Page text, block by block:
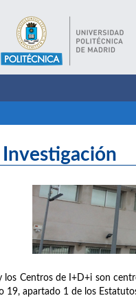
Centros de I+D+i son
19, apartado 1 de los